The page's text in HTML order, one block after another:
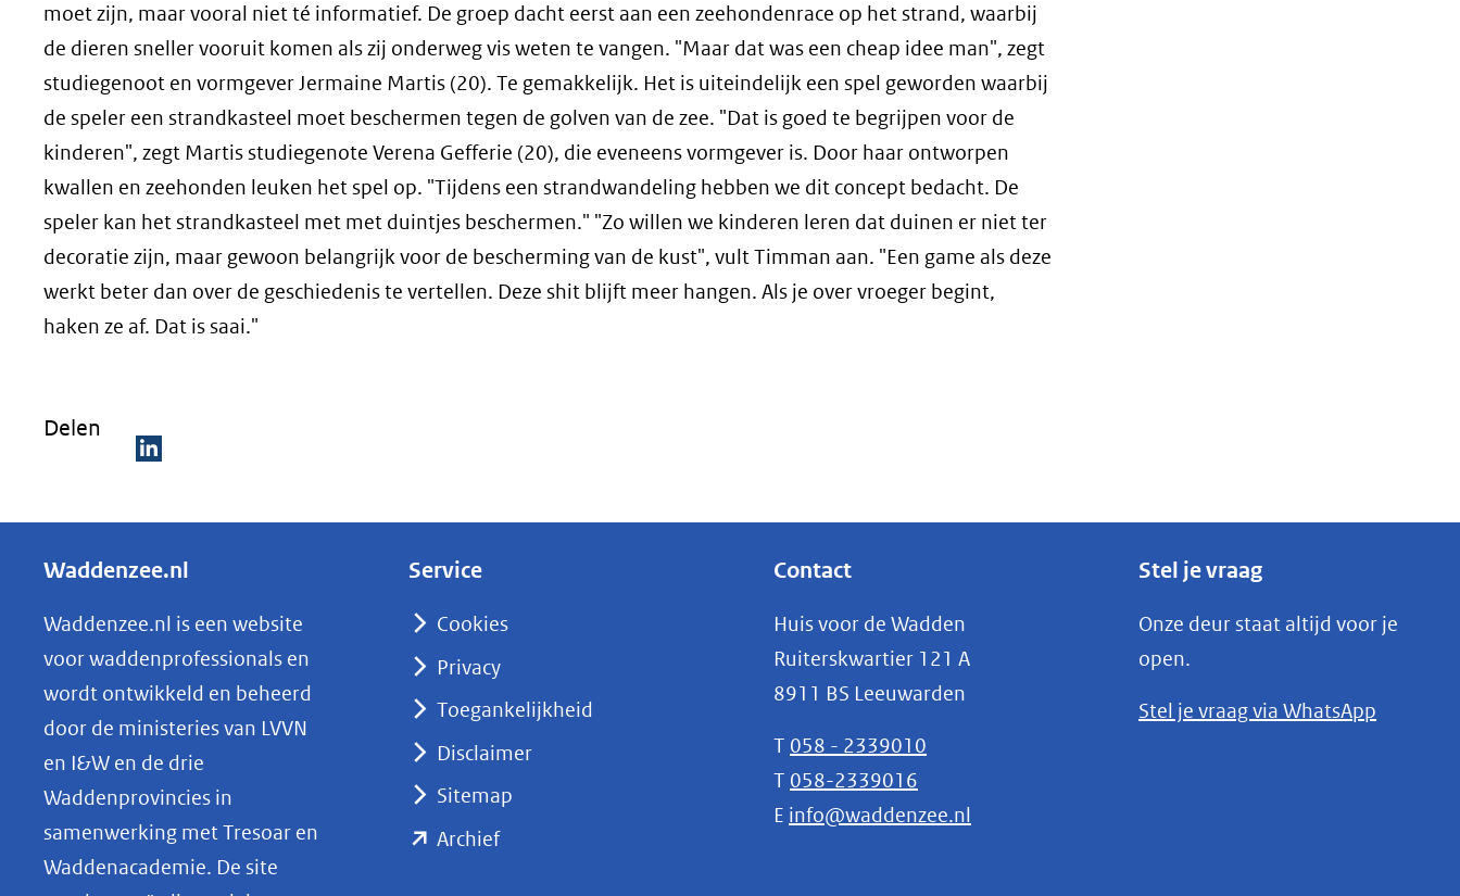
moet zijn, maar vooral niet té informatief. De groep dacht eerst aan een zeehondenrace op het strand, waarbij
de dieren sneller vooruit komen als zij onderweg vis weten te vangen. "Maar dat was een cheap idee man", zegt
studiegenoot en vormgever Jermaine Martis (20). Te gemakkelijk. Het is uiteindelijk een spel geworden waarbij
de speler een strandkasteel moet beschermen tegen de golven van de zee. "Dat is goed te begrijpen voor de
kinderen", zegt Martis studiegenote Verena Gefferie (20), die eveneens vormgever is. Door haar ontworpen
kwallen en zeehonden leuken het spel op. "Tijdens een strandwandeling hebben we dit concept bedacht. De
speler kan het strandkasteel met met duintjes beschermen." "Zo willen we kinderen leren dat duinen er niet ter
decoratie zijn, maar gewoon belangrijk voor de bescherming van de kust", vult Timman aan. "Een game als deze
werkt beter dan over de geschiedenis te vertellen. Deze shit blijft meer hangen. Als je over vroeger begint,
haken ze af. Dat is saai."
Delen
e
e
n
o
p
L
k
e
d
Waddenzee.nl
Waddenzee.nl is een website
voor waddenprofessionals en
wordt ontwikkeld en beheerd
door de ministeries van LVVN
en I&W en de drie
Waddenprovincies in
samenwerking met Tresoar en
Waddenacademie. De site
Service
Cookies
Privacy
Toegankelijkheid
Disclaimer
Sitemap
Archief(opent
Contact
Huis voor de Wadden
Ruiterskwartier 121 A
8911 BS Leeuwarden
T 058 - 2339010
T 058-2339016
E info@waddenzee.nl
Stel je vraag
Onze deur staat altijd voor je
open.
Stel je vraag via WhatsApp